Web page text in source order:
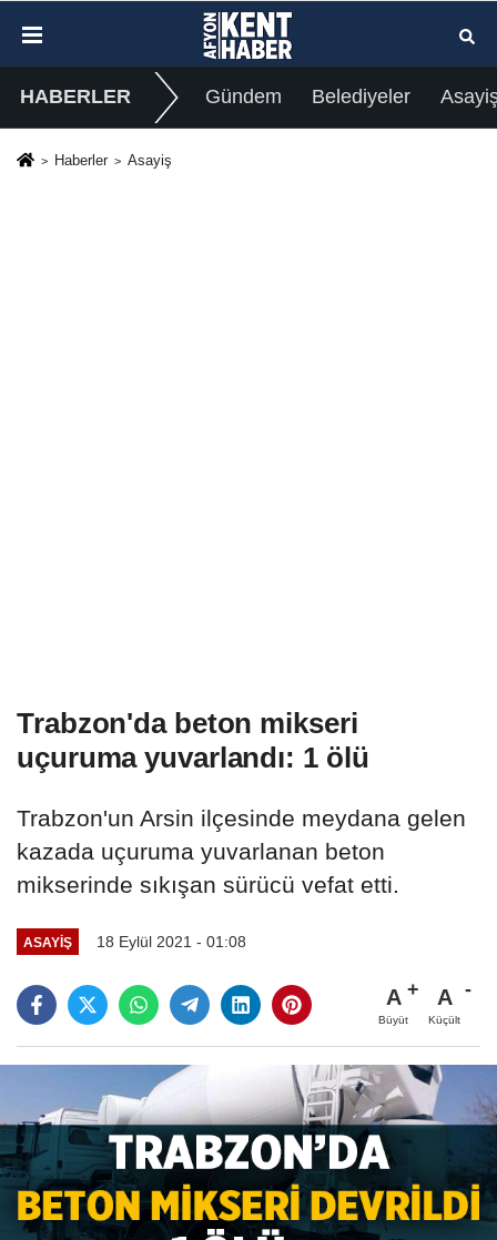
HABERLER Gündem Belediyeler
Haberler Asayiş
Trabzon'da beton mikseri
uçuruma yuvarlandı: 1 ölü
Trabzon'un Arsin ilçesinde meydana gelen
kazada uçuruma yuvarlanan beton
mikserinde sıkışan sürücü vefat etti.
ASAYIŞ 18 Eylül 2021 - 01:08
A
Büyüt
A
Küçült